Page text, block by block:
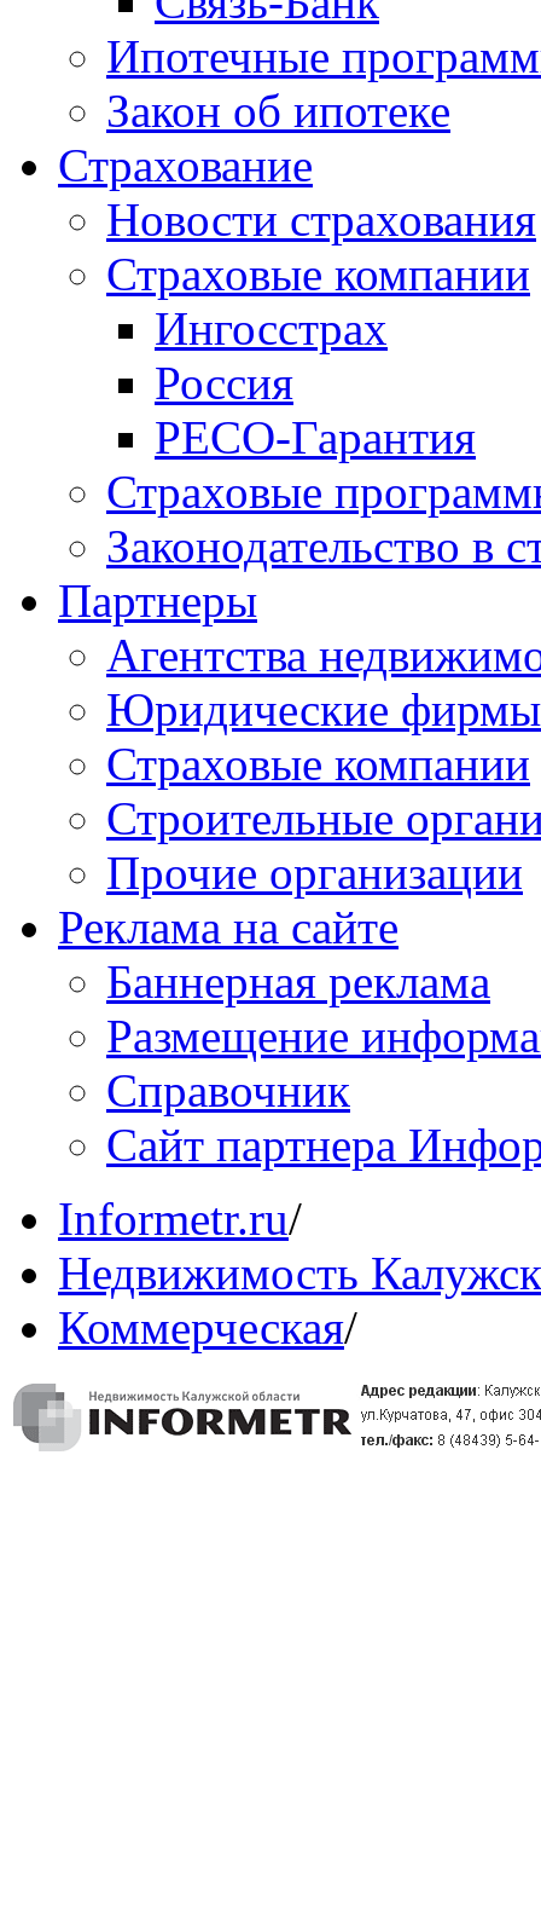
Ипотечные
Закон об ипотеке
Страхование
Новости страхования
Страховые компании
Ингосстрах
Россия
РЕСО-Гарантия
Страховые
Законодательство в
Партнеры
Агентства
Юридические фирмы
Страховые компании
Строительные
Прочие организации
Реклама на сайте
Баннерная реклама
Размещение
Справочник
Сайт партнера
Informetr.ru/
Недвижимость
Коммерческая/